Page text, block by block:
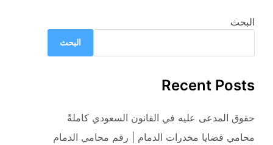
البحث
البحث
Recent Posts
حقوق المدعى عليه في القانون السعودي كاملةً
محامي قضايا مخدرات الدمام | رقم محامي الدمام